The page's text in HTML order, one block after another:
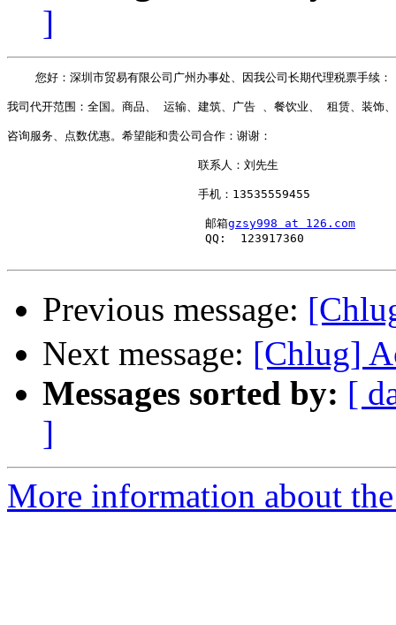
]
    您好：深圳市贸易有限公司广州办事处、因我公司长期代理税票手续：
我司代开范围：全国。商品、 运输、建筑、广告 、餐饮业、 租赁、装饰、
咨询服务、点数优惠。希望能和贵公司合作：谢谢：
                           联系人：刘先生
                           手机：13535559455
                            邮箱
gzsy998 at 126.com
                            QQ:  123917360
Previous message:
Next message: [Chlug]
Messages sorted by: [
]
More information about